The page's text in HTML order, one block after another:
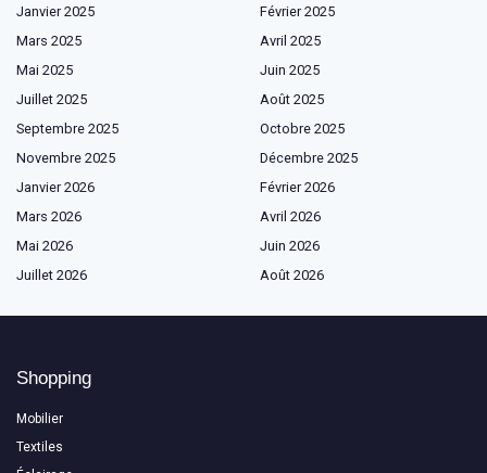
Janvier 2025
Février 2025
Mars 2025
Avril 2025
Mai 2025
Juin 2025
Juillet 2025
Août 2025
Septembre 2025
Octobre 2025
Novembre 2025
Décembre 2025
Janvier 2026
Février 2026
Mars 2026
Avril 2026
Mai 2026
Juin 2026
Juillet 2026
Août 2026
Shopping
Mobilier
Textiles